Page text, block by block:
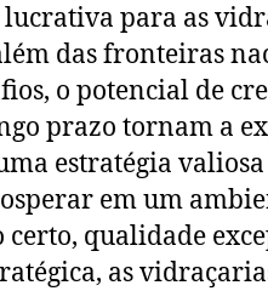
lucrativa para as
das fronteiras
o potencial de
prazo tornam a
estratégia valiosa
em um
certo, qualidade
as